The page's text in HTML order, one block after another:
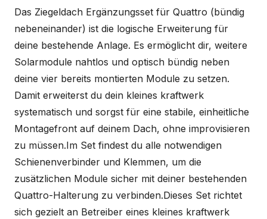
Das Ziegeldach Ergänzungsset für Quattro (bündig
nebeneinander) ist die logische Erweiterung für
deine bestehende Anlage. Es ermöglicht dir, weitere
Solarmodule nahtlos und optisch bündig neben
deine vier bereits montierten Module zu setzen.
Damit erweiterst du dein kleines kraftwerk
systematisch und sorgst für eine stabile, einheitliche
Montagefront auf deinem Dach, ohne improvisieren
zu müssen.Im Set findest du alle notwendigen
Schienenverbinder und Klemmen, um die
zusätzlichen Module sicher mit deiner bestehenden
Quattro-Halterung zu verbinden.Dieses Set richtet
sich gezielt an Betreiber eines kleines kraftwerk